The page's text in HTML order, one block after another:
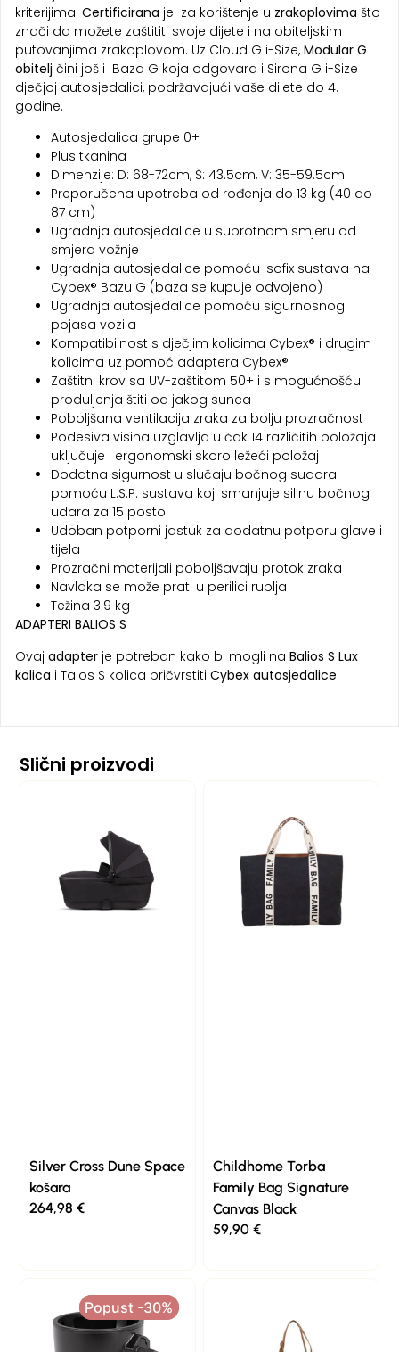
kriterijima. Certificirana je za korištenje u zrakoplovima što
znači da možete zaštititi svoje dijete i na obiteljskim
putovanjima zrakoplovom. Uz Cloud G i-Size, Modular G
obitelj čini još i Baza G koja odgovara i Sirona G i-Size
dječjoj autosjedalici, podržavajući vaše dijete do 4.
godine.
Autosjedalica grupe 0+
Plus tkanina
Dimenzije: D: 68-72cm, Š: 43.5cm, V: 35-59.5cm
Preporučena upotreba od rođenja do 13 kg (40 do
87 cm)
Ugradnja autosjedalice u suprotnom smjeru od
smjera vožnje
Ugradnja autosjedalice pomoću Isofix sustava na
Cybex® Bazu G (baza se kupuje odvojeno)
Ugradnja autosjedalice pomoću sigurnosnog
pojasa vozila
Kompatibilnost s dječjim kolicima Cybex® i drugim
kolicima uz pomoć adaptera Cybex®
Zaštitni krov sa UV-zaštitom 50+ i s mogućnošću
produljenja štiti od jakog sunca
Poboljšana ventilacija zraka za bolju prozračnost
Podesiva visina uzglavlja u čak 14 različitih položaja
uključuje i ergonomski skoro ležeći položaj
Dodatna sigurnost u slučaju bočnog sudara
pomoću L.S.P. sustava koji smanjuje silinu bočnog
udara za 15 posto
Udoban potporni jastuk za dodatnu potporu glave i
tijela
Prozračni materijali poboljšavaju protok zraka
Navlaka se može prati u perilici rublja
Težina 3.9 kg
ADAPTERI BALIOS S
Ovaj adapter je potreban kako bi mogli na Balios S Lux
kolica i Talos S kolica pričvrstiti Cybex autosjedalice.
Slični proizvodi
Silver Cross Dune Space
košara
264,98€
Childhome Torba
Family Bag Signature
Canvas Black
59,90 €
Popust -30%
Popust -30%